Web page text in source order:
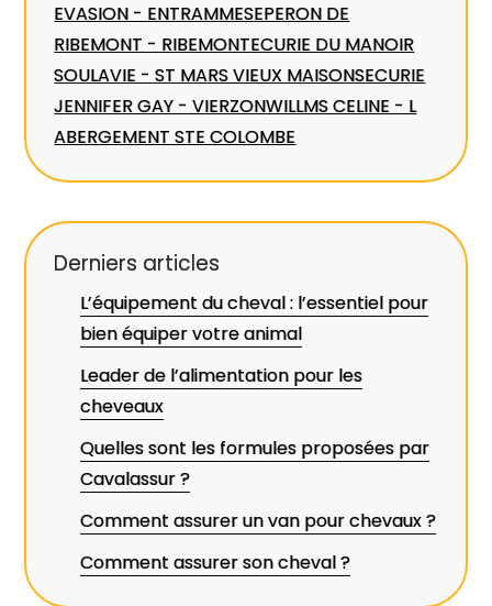
EVASION - ENTRAMMESEPERON DE
RIBEMONT - RIBEMONTECURIE DU MANOIR
SOULAVIE - ST MARS VIEUX MAISONSECURIE
JENNIFER GAY - VIERZONWILLMS CELINE - L
ABERGEMENT STE COLOMBE
Derniers articles
L’équipement du cheval : l’essentiel pour
bien équiper votre animal
Leader de l’alimentation pour les
cheveaux
Quelles sont les formules proposées par
Cavalassur ?
Comment assurer un van pour chevaux ?
Comment assurer son cheval ?